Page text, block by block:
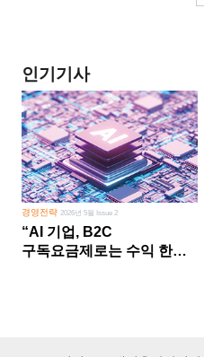
인기기사
경영전략 2026년 5월 Issue 2
“AI 기업, B2C
구독요금제로는 수익 한계